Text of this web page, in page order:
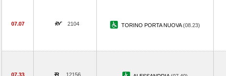
07.07 2104 TORINO PORTA NUOVA(08.23)
07.33 12156